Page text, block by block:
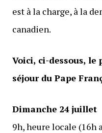
est à la charge, à la
canadien.
Voici, ci-dessous,
séjour du Pape
Dimanche 24 juillet
9h, heure locale (16h